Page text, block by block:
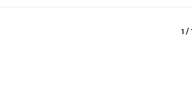
1 /